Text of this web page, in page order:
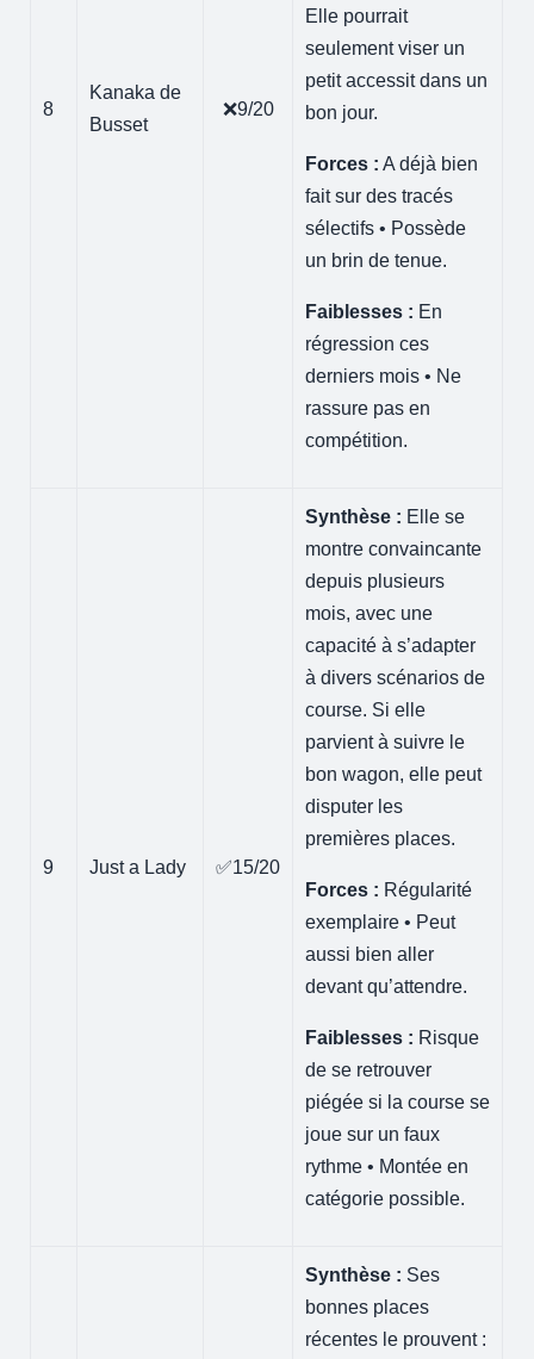
8
Kanaka de
Busset
❌9/20
Elle pourrait
seulement viser un
petit accessit dans un
bon jour.
Forces : A déjà bien
fait sur des tracés
sélectifs • Possède
un brin de tenue.
Faiblesses : En
régression ces
derniers mois • Ne
rassure pas en
compétition.
9 Just a Lady ✅15/20
Synthèse : Elle se
montre convaincante
depuis plusieurs
mois, avec une
capacité à s’adapter
à divers scénarios de
course. Si elle
parvient à suivre le
bon wagon, elle peut
disputer les
premières places.
Forces : Régularité
exemplaire • Peut
aussi bien aller
devant qu’attendre.
Faiblesses : Risque
de se retrouver
piégée si la course se
joue sur un faux
rythme • Montée en
catégorie possible.
Synthèse : Ses
bonnes places
récentes le prouvent :